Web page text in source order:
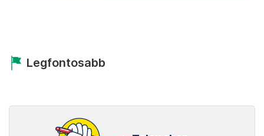
Legfontosabb